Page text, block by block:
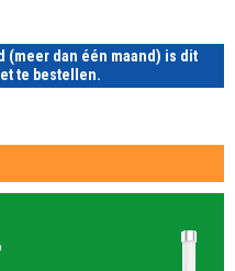
dan één maand) is dit
te bestellen.